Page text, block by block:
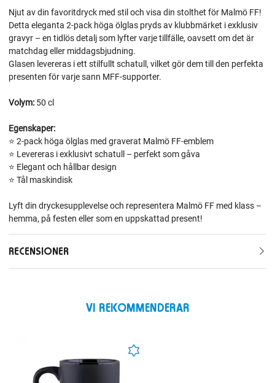
Njut av din favoritdryck med stil och visa din stolthet för Malmö FF!
Detta eleganta 2-pack höga ölglas pryds av klubbmärket i exklusiv
gravyr – en tidlös detalj som lyfter varje tillfälle, oavsett om det är
matchdag eller middagsbjudning.
Glasen levereras i ett stilfullt schatull, vilket gör dem till den perfekta
presenten för varje sann MFF-supporter.
Volym: 50 cl
Egenskaper:
⭐ 2-pack höga ölglas med graverat Malmö FF-emblem
⭐ Levereras i exklusivt schatull – perfekt som gåva
⭐ Elegant och hållbar design
⭐ Tål maskindisk
Lyft din dryckesupplevelse och representera Malmö FF med klass –
hemma, på festen eller som en uppskattad present!
RECENSIONER
VI REKOMMENDERAR